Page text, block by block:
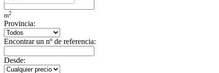
m2
Provincia:
Encontrar un nº de referencia:
Desde: